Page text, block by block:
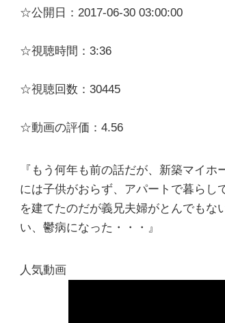
☆公開日：2017-06-30 03:00:00
☆視聴時間：3:36
☆視聴回数：30445
☆動画の評価：4.56
『もう何年も前の話だが、新築マイ
には子供がおらず、アパートで暮らし
を建てたのだが義兄夫婦がとんでもな
い、鬱病になった・・・』
人気動画